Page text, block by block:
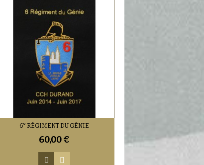
6° RÉGIMENT DU GÉNIE
60,00 €